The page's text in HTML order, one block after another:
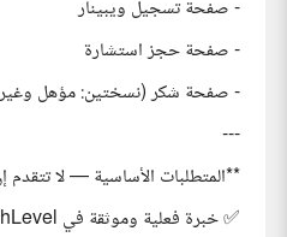
- صفحة تسجيل ويبينار
- صفحة حجز استشارة
- صفحة شكر (نسختين: مؤهل
---
**المتطلبات الأساسية — لا
✅ خبرة فعلية وموثقة في GoHighLevel (مو مجرد معرفة عامة)